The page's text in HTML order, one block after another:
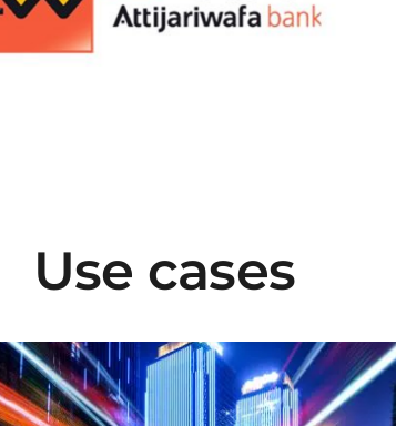
Use cases